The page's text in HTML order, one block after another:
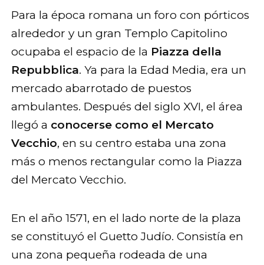
Para la época romana un foro con pórticos
alrededor y un gran Templo Capitolino
ocupaba el espacio de la Piazza della
Repubblica. Ya para la Edad Media, era un
mercado abarrotado de puestos
ambulantes. Después del siglo XVI, el área
llegó a conocerse como el Mercato
Vecchio, en su centro estaba una zona
más o menos rectangular como la Piazza
del Mercato Vecchio.
En el año 1571, en el lado norte de la plaza
se constituyó el Guetto Judío. Consistía en
una zona pequeña rodeada de una